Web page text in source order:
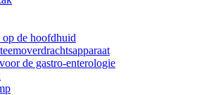
de hoofdhuid
de gastro-enterologie